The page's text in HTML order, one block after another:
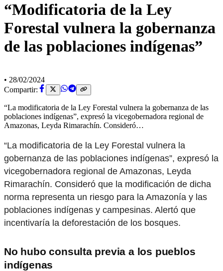
“Modificatoria de la Ley
Forestal vulnera la gobernanza
de las poblaciones indígenas”
• 28/02/2024
Compartir:
“La modificatoria de la Ley Forestal vulnera la gobernanza de las
poblaciones indígenas”, expresó la vicegobernadora regional de
Amazonas, Leyda Rimarachín. Consideró…
“La modificatoria de la Ley Forestal vulnera la
gobernanza de las poblaciones indígenas”, expresó la
vicegobernadora regional de Amazonas, Leyda
Rimarachín. Consideró que la modificación de dicha
norma representa un riesgo para la Amazonía y las
poblaciones indígenas y campesinas. Alertó que
incentivaría la deforestación de los bosques.
No hubo consulta previa a los pueblos
indígenas